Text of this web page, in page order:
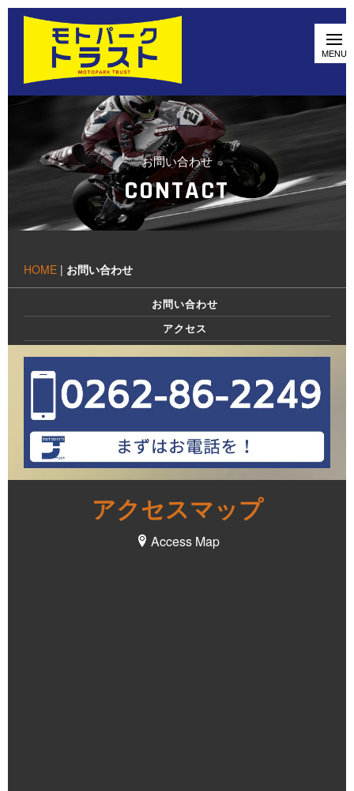
お問い合わせ
CONTACT
HOME | お問い合わせ
お問い合わせ
アクセス
アクセスマップ
Access Map